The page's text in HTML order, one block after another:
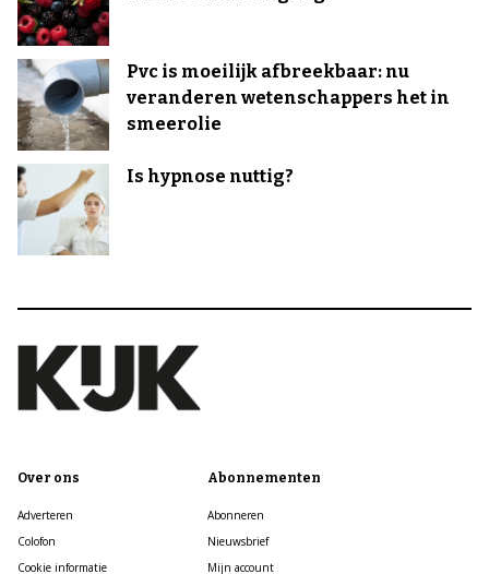
Pvc is moeilijk afbreekbaar: nu
veranderen wetenschappers het in
smeerolie
Is hypnose nuttig?
Over ons
Adverteren
Colofon
Cookie informatie
Abonnementen
Abonneren
Nieuwsbrief
Mijn account